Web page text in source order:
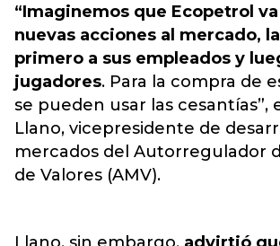
“Imaginemos que Ecopetrol
nuevas acciones al mercado,
primero a sus empleados y
jugadores. Para la compra de
se pueden usar las cesantías”,
Llano, vicepresidente de
mercados del Autorregulador
de Valores (AMV).